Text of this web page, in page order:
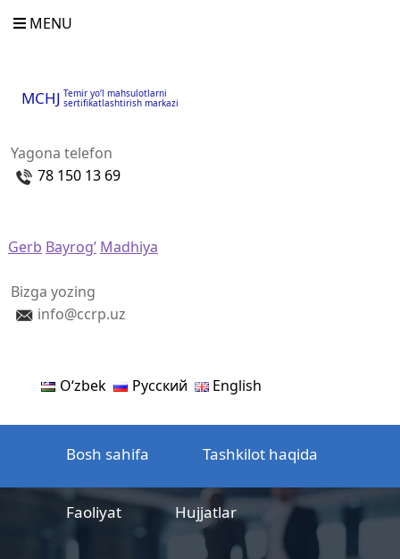
MENU
MCHJ Temir yo‘l mahsulotlarni
sertifikatlashtirish markazi
Yagona telefon
78 150 13 69
Gerb Bayrog’ Madhiya
Bizga yozing
info@ccrp.uz
Oʻzbek Русский English
Bosh sahifa Tashkilot haqida
Faoliyat Hujjatlar